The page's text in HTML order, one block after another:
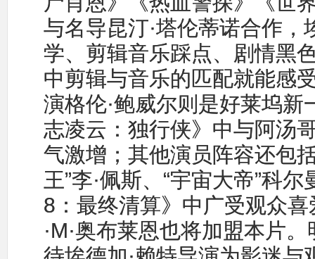
与名导昆汀·塔伦蒂诺合作，
学、剪辑音乐踩点、剧情黑
中剪辑与音乐的匹配就能感
演格伦·鲍威尔则是好莱坞新
志凌云：独行侠》中与阿汤
气激增；其他演员阵容还包
王”李·佩斯、“宇宙大帝”科
8：最终清算》中广受观众喜
·M·奥布莱恩也将加盟本片